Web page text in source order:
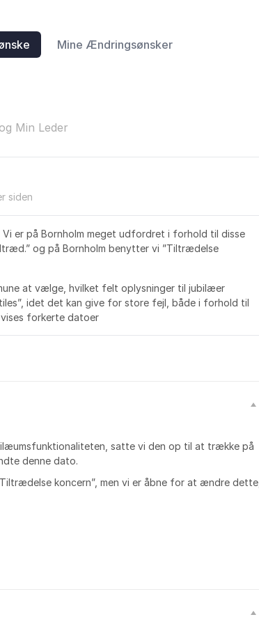
Mine Ændringsønsker
Min Leder
siden
er på Bornholm meget udfordret i forhold til disse
og på Bornholm benytter vi ”Tiltrædelse
at vælge, hvilket felt oplysninger til jubilæer
idet det kan give for store fejl, både i forhold til
forkerte datoer
satte vi den op til at trække på
denne dato.
koncern”, men vi er åbne for at ændre dette,